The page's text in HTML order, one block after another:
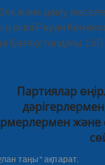
және даму
өкілі Рауан
Қазақстандағы
Партиялар
және
таңы" ақпарат.